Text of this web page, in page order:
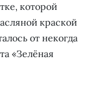
которой
краской
от некогда
«Зелёная